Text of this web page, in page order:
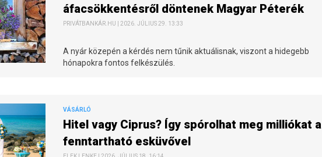
áfacsökkentésről döntenek Magyar Péterék
PRIVÁTBANKÁR.HU | 2026. JÚLIUS 29. 13:33
A nyár közepén a kérdés nem tűnik aktuálisnak, viszont a hidegebb
hónapokra fontos felkészülés.
VÁSÁRLÓ
Hitel vagy Ciprus? Így spórolhat meg milliókat a
fenntartható esküvővel